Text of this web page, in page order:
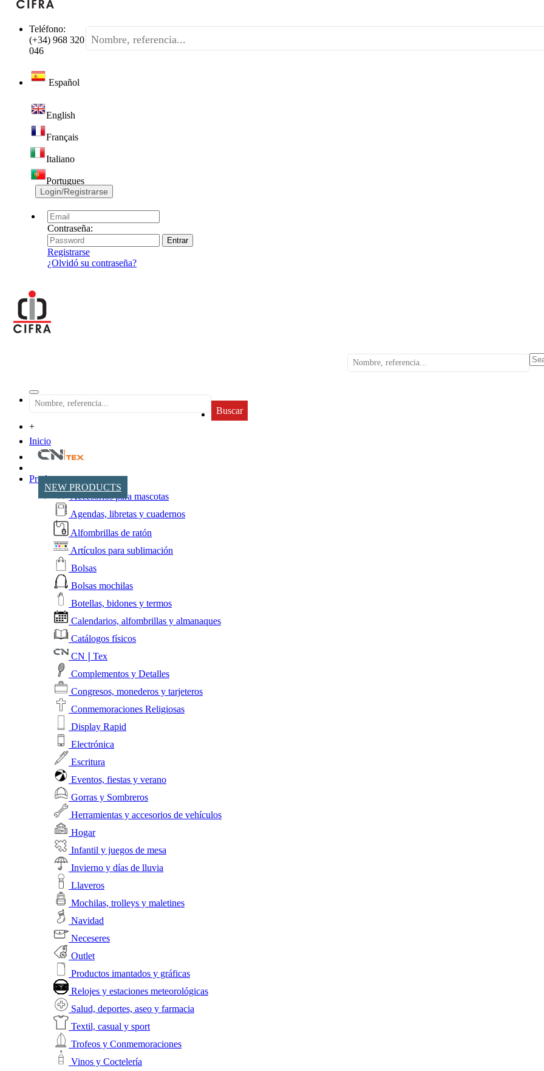
Teléfono:
(+34) 968 320
046
Español
English
Français
Italiano
Portugues
Login/Registrarse
Contraseña:
Registrarse
¿Olvidó su contraseña?
Buscar
+
Inicio
NEW PRODUCTS
Productos
Accesorios para mascotas
Agendas, libretas y cuadernos
Alfombrillas de ratón
Artículos para sublimación
Bolsas
Bolsas mochilas
Botellas, bidones y termos
Calendarios, alfombrillas y almanaques
Catálogos físicos
CN❘Tex
Complementos y Detalles
Congresos, monederos y tarjeteros
Conmemoraciones Religiosas
Display Rapid
Electrónica
Escritura
Eventos, fiestas y verano
Gorras y Sombreros
Herramientas y accesorios de vehículos
Hogar
Infantil y juegos de mesa
Invierno y días de lluvia
Llaveros
Mochilas, trolleys y maletines
Navidad
Neceseres
Outlet
Productos imantados y gráficas
Relojes y estaciones meteorológicas
Salud, deportes, aseo y farmacia
Textil, casual y sport
Trofeos y Conmemoraciones
Vinos y Coctelería